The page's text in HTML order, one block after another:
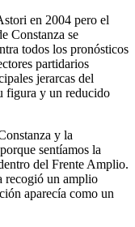
en 2004 pero el
Constanza se
todos los pronósticos
partidarios
jerarcas del
figura y un reducido
y la
sentíamos la
del Frente Amplio.
recogió un amplio
aparecía como un